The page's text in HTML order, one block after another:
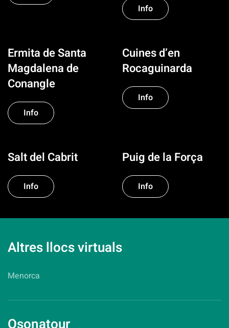
Info
Ermita de Santa
Magdalena de
Conangle
Info
Cuines d’en
Rocaguinarda
Info
Salt del Cabrit
Info
Puig de la Força
Info
Altres llocs virtuals
Menorca